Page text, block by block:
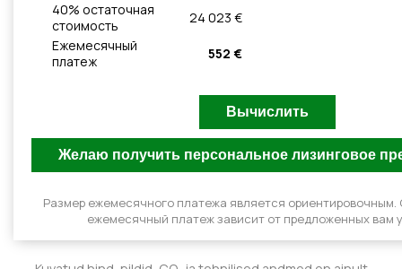
40% остаточная
стоимость
24 023 €
Ежемесячный
платеж
552 €
Размер ежемесячного платежа является
ежемесячный платеж зависит от предложенных вам